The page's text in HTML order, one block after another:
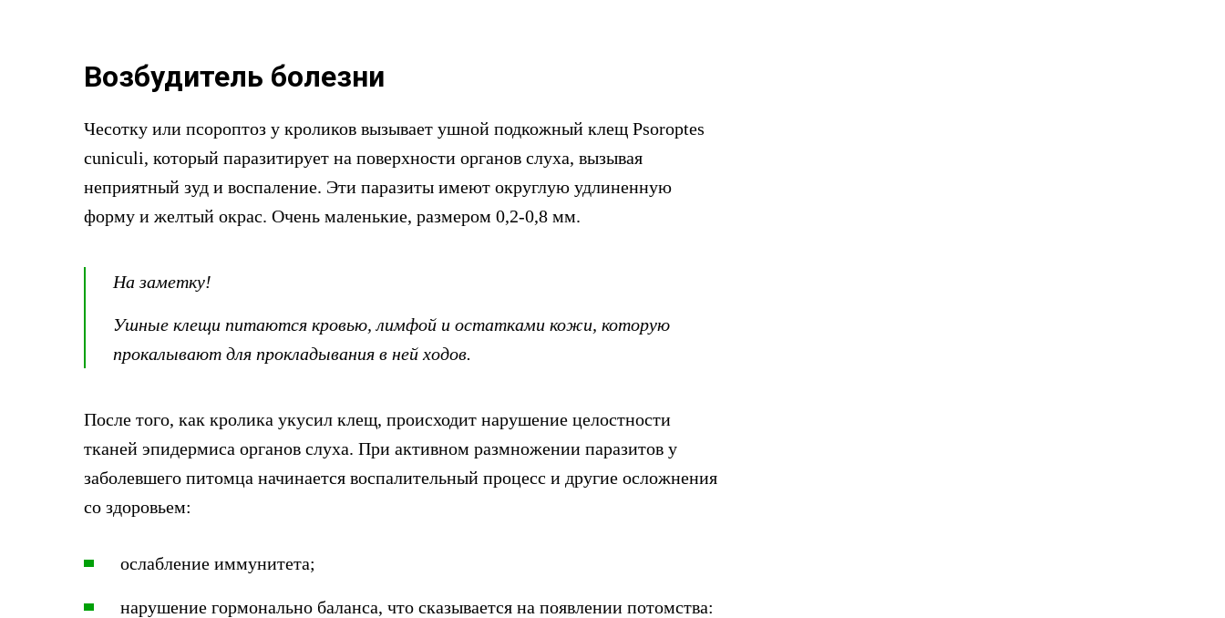
Возбудитель болезни
Чесотку или псороптоз у кроликов вызывает ушной подкожный клещ Psoroptes
cuniculi, который паразитирует на поверхности органов слуха, вызывая
неприятный зуд и воспаление. Эти паразиты имеют округлую удлиненную
форму и желтый окрас. Очень маленькие, размером 0,2-0,8 мм.
На заметку!
Ушные клещи питаются кровью, лимфой и остатками кожи, которую
прокалывают для прокладывания в ней ходов.
После того, как кролика укусил клещ, происходит нарушение целостности
тканей эпидермиса органов слуха. При активном размножении паразитов у
заболевшего питомца начинается воспалительный процесс и другие осложнения
со здоровьем:
ослабление иммунитета;
нарушение гормонально баланса, что сказывается на появлении потомства: